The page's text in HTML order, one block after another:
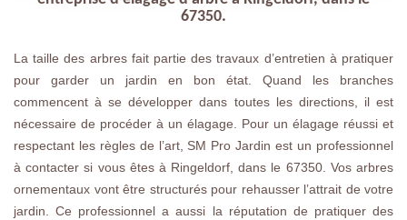
67350.
La taille des arbres fait partie des travaux d’entretien à pratiquer
pour garder un jardin en bon état. Quand les branches
commencent à se développer dans toutes les directions, il est
nécessaire de procéder à un élagage. Pour un élagage réussi et
respectant les règles de l’art, SM Pro Jardin est un professionnel
à contacter si vous êtes à Ringeldorf, dans le 67350. Vos arbres
ornementaux vont être structurés pour rehausser l’attrait de votre
jardin. Ce professionnel a aussi la réputation de pratiquer des